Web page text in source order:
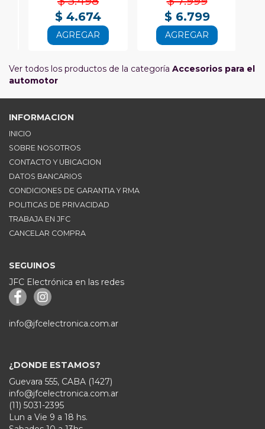
$ 4.674
AGREGAR
$ 6.799
AGREGAR
Ver todos los productos de la categoría Accesorios para el
automotor
INFORMACION
INICIO
SOBRE NOSOTROS
CONTACTO Y UBICACION
DATOS BANCARIOS
CONDICIONES DE GARANTIA Y RMA
POLITICAS DE PRIVACIDAD
TRABAJA EN JFC
CANCELAR COMPRA
SEGUINOS
JFC Electrónica en las redes
info@jfcelectronica.com.ar
¿DONDE ESTAMOS?
Guevara 555, CABA (1427)
info@jfcelectronica.com.ar
(11) 5031-2395
Lun a Vie 9 a 18 hs.